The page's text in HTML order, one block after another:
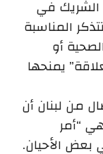
الشريك في
المناسبة
أو
يمنحها
من لبنان أن
“أمر
بعض الأحيان.